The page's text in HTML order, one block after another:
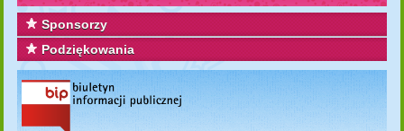
Sponsorzy
Podziękowania